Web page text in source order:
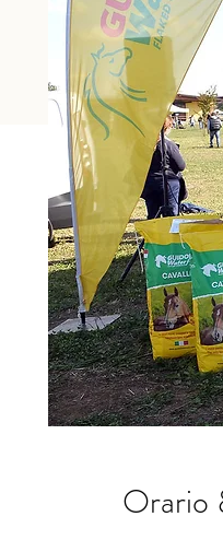
Orario